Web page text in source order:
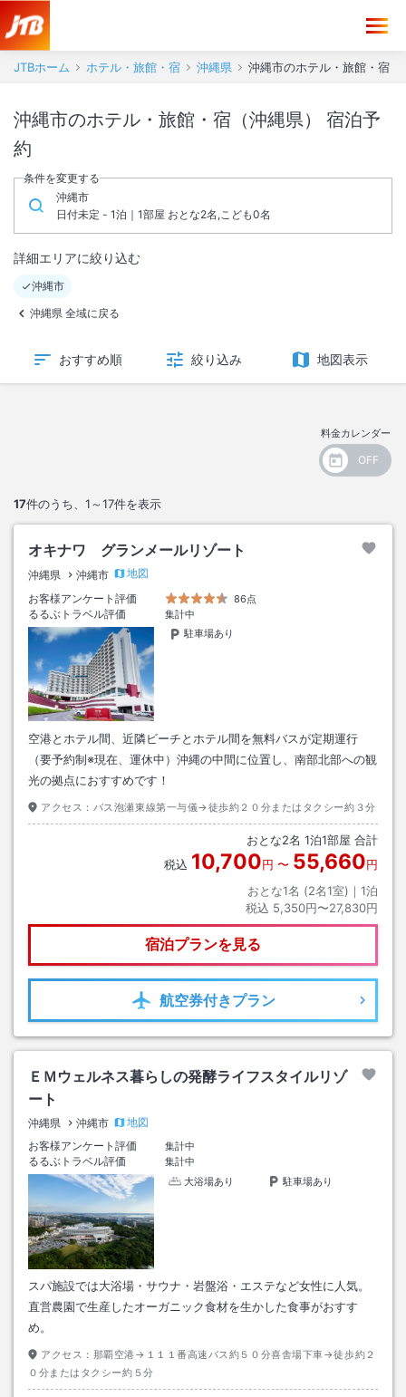
JTBホーム ホテル・旅館・宿 沖縄県 沖縄市のホテル・旅館・宿
沖縄市のホテル・旅館・宿（沖縄県） 宿泊予
約
条件を変更する
沖縄市
日付未定 - 1泊｜1部屋 おとな2名,こども0名
詳細エリアに絞り込む
沖縄市
沖縄県 全域に戻る
おすすめ順 絞り込み 地図表示
料金カレンダー
17件のうち、 1～17件を表示
オキナワ グランメールリゾート
沖縄県 沖縄市
地図
お客様アンケート評価
86点
るるぶトラベル評価
集計中
駐車場あり
空港とホテル間、近隣ビーチとホテル間を無料バスが定期運行
（要予約制※現在、運休中）沖縄の中間に位置し、南部北部への観
光の拠点におすすめです！
アクセス： バス泡瀬東線第一与儀→徒歩約２０分またはタクシー約３分
おとな2名 1泊1部屋 合計
税込 10,700円 〜 55,660円
おとな1名 (2名1室)｜ 1泊
税込 5,350円〜27,830円
宿泊プランを見る
航空券付きプラン
ＥＭウェルネス暮らしの発酵ライフスタイルリゾ
ート
沖縄県 沖縄市
地図
お客様アンケート評価
集計中
るるぶトラベル評価
集計中
大浴場あり
駐車場あり
スパ施設では大浴場・サウナ・岩盤浴・エステなど女性に人気。
直営農園で生産したオーガニック食材を生かした食事がおすす
め。
アクセス： 那覇空港→１１１番高速バス約５０分喜舎場下車→徒歩約２
０分またはタクシー約５分